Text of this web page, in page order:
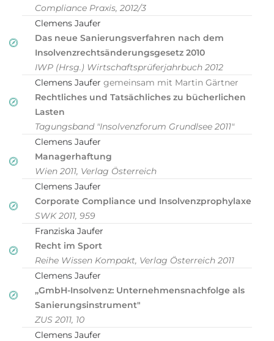
Compliance Praxis, 2012/3
Clemens Jaufer
Das neue Sanierungsverfahren nach dem
Insolvenzrechtsänderungsgesetz 2010
IWP (Hrsg.) Wirtschaftsprüferjahrbuch 2012
Clemens Jaufer gemeinsam mit Martin Gärtner
Rechtliches und Tatsächliches zu bücherlichen
Lasten
Tagungsband "Insolvenzforum Grundlsee 2011"
Clemens Jaufer
Managerhaftung
Wien 2011, Verlag Österreich
Clemens Jaufer
Corporate Compliance und Insolvenzprophylaxe
SWK 2011, 959
Franziska Jaufer
Recht im Sport
Reihe Wissen Kompakt, Verlag Österreich 2011
Clemens Jaufer
„GmbH-Insolvenz: Unternehmensnachfolge als
Sanierungsinstrument"
ZUS 2011, 10
Clemens Jaufer